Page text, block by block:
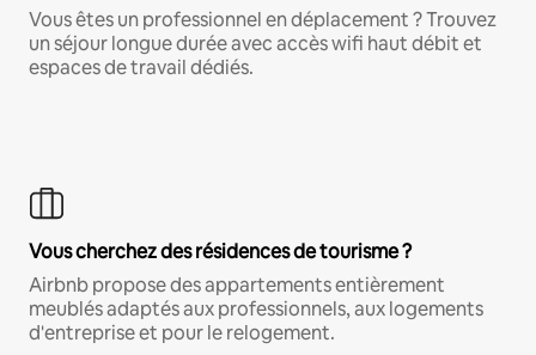
Vous êtes un professionnel en déplacement ? Trouvez
un séjour longue durée avec accès wifi haut débit et
espaces de travail dédiés.
Vous cherchez des résidences de tourisme ?
Airbnb propose des appartements entièrement
meublés adaptés aux professionnels, aux logements
d'entreprise et pour le relogement.